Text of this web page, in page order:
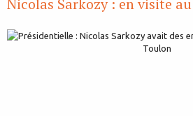
Nicolas Sarkozy : en visite